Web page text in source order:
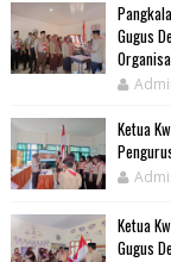
Gugus
Ketua
Ketua
Gugus